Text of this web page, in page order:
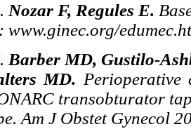
. Nozar F, Regules E.
www.ginec.org/
. Barber MD, Gustilo-
MD. Perioperative
transobturator
Am J Obstet Gynecol